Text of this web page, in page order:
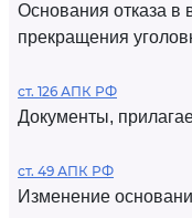
Основания отказа в
прекращения
ст. 126 АПК РФ
Документы,
ст. 49 АПК РФ
Изменение